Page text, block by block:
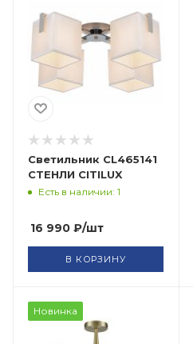
Светильник CL465141
СТЕНЛИ CITILUX
Есть в наличии: 1
16 990 ₽/шт
В КОРЗИНУ
Новинка